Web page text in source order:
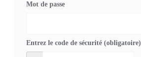
Mot de passe
Entrez le code de sécurité (obligatoire)